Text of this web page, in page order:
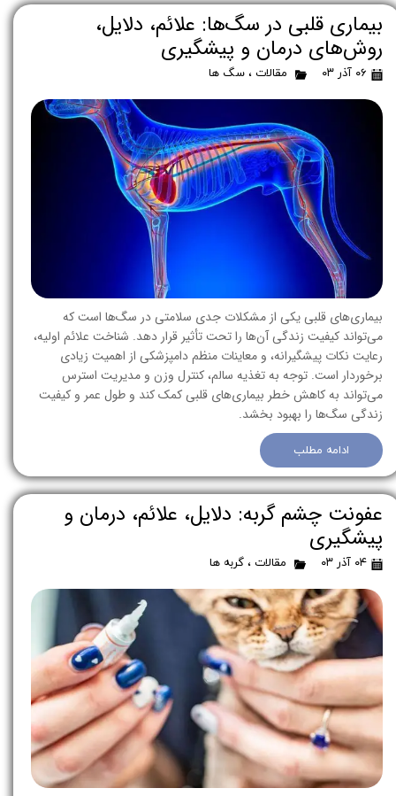
بیماری قلبی در سگ‌ها: علائم، دلایل،
روش‌های درمان و پیشگیری
۰۶ آذر ۰۳ مقالات ، سگ ها
بیماری‌های قلبی یکی از مشکلات جدی سلامتی در سگ‌ها است که
می‌تواند کیفیت زندگی آن‌ها را تحت تأثیر قرار دهد. شناخت علائم اولیه،
رعایت نکات پیشگیرانه، و معاینات منظم دامپزشکی از اهمیت زیادی
برخوردار است. توجه به تغذیه سالم، کنترل وزن و مدیریت استرس
می‌تواند به کاهش خطر بیماری‌های قلبی کمک کند و طول عمر و کیفیت
زندگی سگ‌ها را بهبود بخشد.
ادامه مطلب
عفونت چشم گربه: دلایل، علائم، درمان و
پیشگیری
۰۴ آذر ۰۳ مقالات ، گربه ها